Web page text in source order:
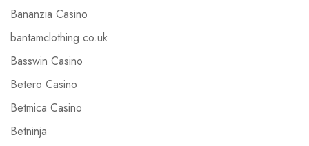
Bananzia Casino
bantamclothing.co.uk
Basswin Casino
Betero Casino
Betmica Casino
Betninja